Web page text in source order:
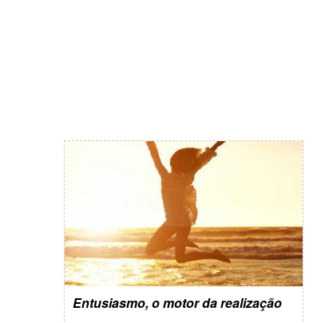
Entusiasmo, o motor da realização